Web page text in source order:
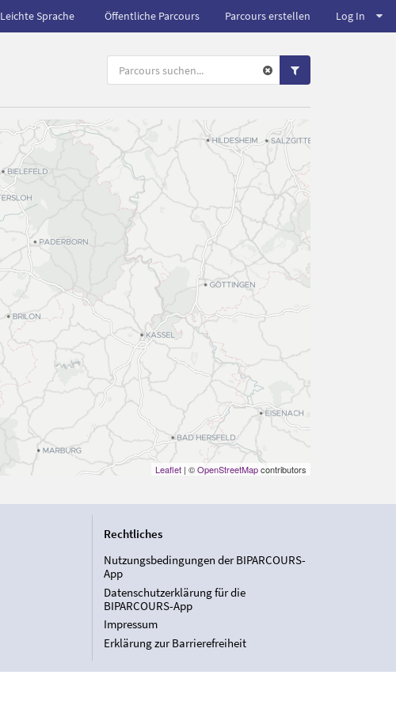
Leichte Sprache Öffentliche Parcours Parcours erstellen Log In
Leaflet| ©OpenStreetMapcontributors
Rechtliches
Nutzungsbedingungen der BIPARCOURS-
App
Datenschutzerklärung für die
BIPARCOURS-App
Impressum
Erklärung zur Barrierefreiheit